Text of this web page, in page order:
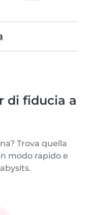
di fiducia a
Trova quella
modo rapido e